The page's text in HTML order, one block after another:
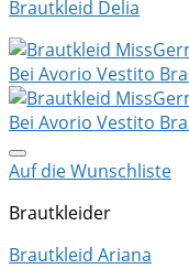
Brautkleid Delia
Auf die Wunschliste
Brautkleider
Brautkleid Ariana